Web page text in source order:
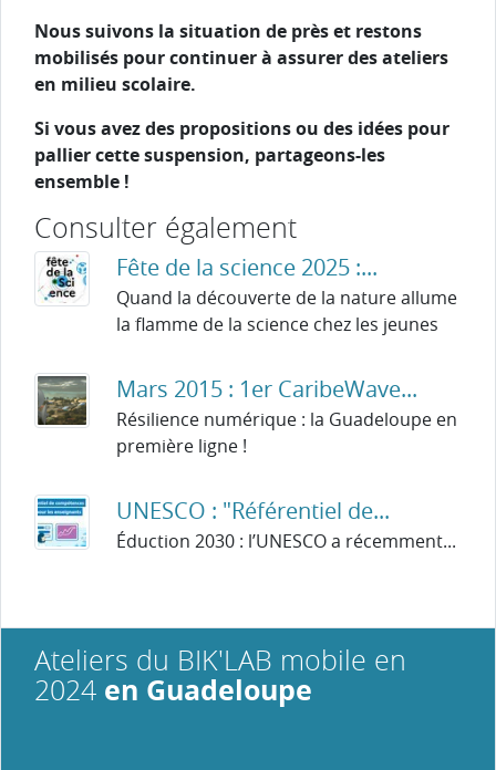
Nous suivons la situation de près et restons
mobilisés pour continuer à assurer des ateliers
en milieu scolaire.
Si vous avez des propositions ou des idées pour
pallier cette suspension, partageons-les
ensemble !
Consulter également
Fête de la science 2025 :...
Quand la découverte de la nature allume
la flamme de la science chez les jeunes
Mars 2015 : 1er CaribeWave...
Résilience numérique : la Guadeloupe en
première ligne !
UNESCO : "Référentiel de...
Éduction 2030 : l’UNESCO a récemment...
Ateliers du BIK'LAB mobile en
2024 en Guadeloupe